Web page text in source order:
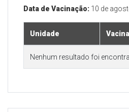
Data de Vacinação: 10 de
Unidade Vacina
Nenhum resultado foi